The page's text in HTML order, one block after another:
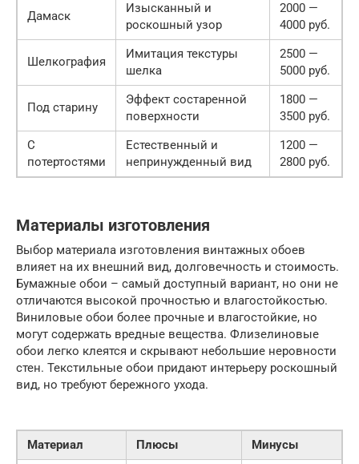
Дамаск
Изысканный и
роскошный узор
2000 —
4000 руб.
Шелкография
Имитация текстуры
шелка
2500 —
5000 руб.
Под старину
Эффект состаренной
поверхности
1800 —
3500 руб.
С
потертостями
Естественный и
непринужденный вид
1200 —
2800 руб.
Материалы изготовления
Выбор материала изготовления винтажных обоев
влияет на их внешний вид, долговечность и стоимость.
Бумажные обои – самый доступный вариант, но они не
отличаются высокой прочностью и влагостойкостью.
Виниловые обои более прочные и влагостойкие, но
могут содержать вредные вещества. Флизелиновые
обои легко клеятся и скрывают небольшие неровности
стен. Текстильные обои придают интерьеру роскошный
вид, но требуют бережного ухода.
Материал Плюсы Минусы